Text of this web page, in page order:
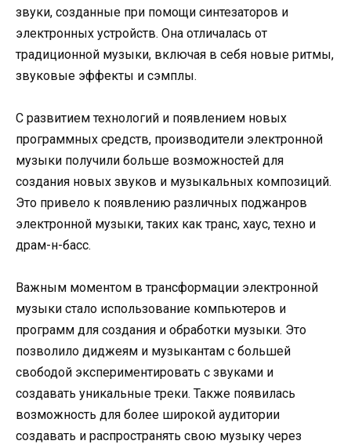
звуки, созданные при помощи синтезаторов и
электронных устройств. Она отличалась от
традиционной музыки, включая в себя новые ритмы,
звуковые эффекты и сэмплы.
С развитием технологий и появлением новых
программных средств, производители электронной
музыки получили больше возможностей для
создания новых звуков и музыкальных композиций.
Это привело к появлению различных поджанров
электронной музыки, таких как транс, хаус, техно и
драм-н-басс.
Важным моментом в трансформации электронной
музыки стало использование компьютеров и
программ для создания и обработки музыки. Это
позволило диджеям и музыкантам с большей
свободой экспериментировать с звуками и
создавать уникальные треки. Также появилась
возможность для более широкой аудитории
создавать и распространять свою музыку через